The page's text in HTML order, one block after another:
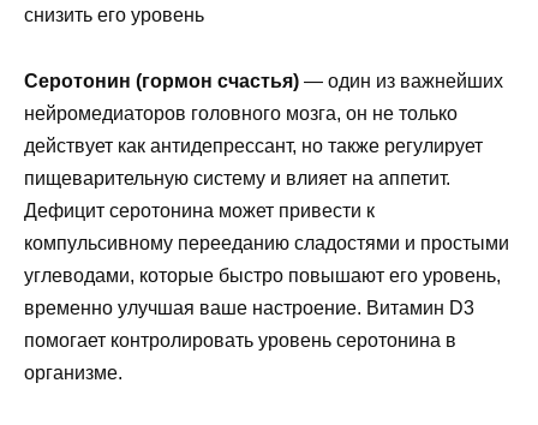
снизить его уровень
Серотонин (гормон счастья) — один из важнейших
нейромедиаторов головного мозга, он не только
действует как антидепрессант, но также регулирует
пищеварительную систему и влияет на аппетит.
Дефицит серотонина может привести к
компульсивному перееданию сладостями и простыми
углеводами, которые быстро повышают его уровень,
временно улучшая ваше настроение. Витамин D3
помогает контролировать уровень серотонина в
организме.